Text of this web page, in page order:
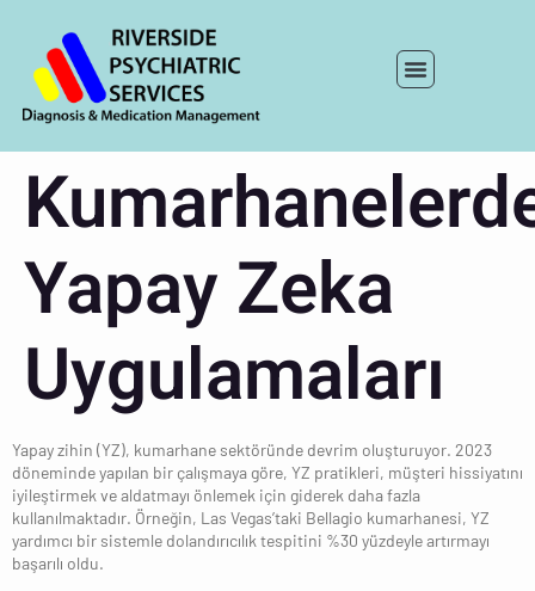
Yapay Zeka
Uygulamaları
Yapay zihin (YZ), kumarhane sektöründe devrim oluşturuyor. 2023
döneminde yapılan bir çalışmaya göre, YZ pratikleri, müşteri hissiyatını
iyileştirmek ve aldatmayı önlemek için giderek daha fazla
kullanılmaktadır. Örneğin, Las Vegas’taki Bellagio kumarhanesi, YZ
yardımcı bir sistemle dolandırıcılık tespitini %30 yüzdeyle artırmayı
başarılı oldu.